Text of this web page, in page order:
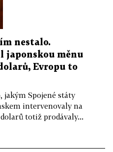
nestalo.
japonskou měnu
Evropu to
jakým Spojené státy
intervenovaly na
totiž prodávaly...